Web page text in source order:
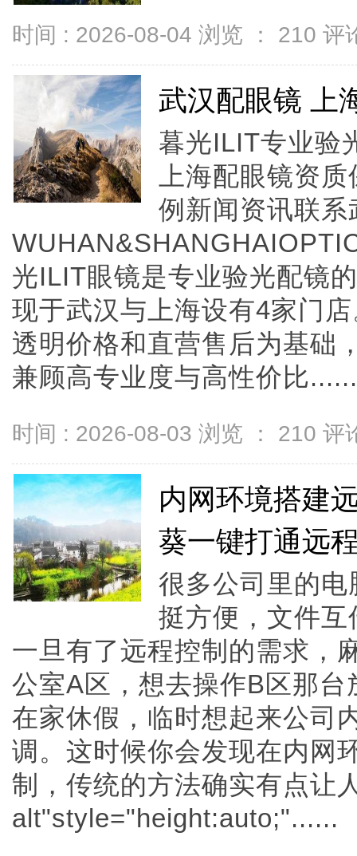
时间 : 2026-08-04 浏览 ： 210 评
武汉配眼镜 上
暮光ILIT专业验
上海配眼镜资
例新闻资讯联
光ILIT眼镜是专业验光配镜
现于武汉与上海设有4家门
透明价格和直营售后为基础
兼顾高专业度与高性价比......
时间 : 2026-08-03 浏览 ： 210 评
内网环境搭建
葵一键打通远
很多公司里的
挺方便，文件
一旦有了远程控制的需求，
公室A区，想去操作B区那
在家休假，临时想起来公司
调。这时候你会发现在内网
制，传统的方法确实有点让
alt"style="height:auto;"......